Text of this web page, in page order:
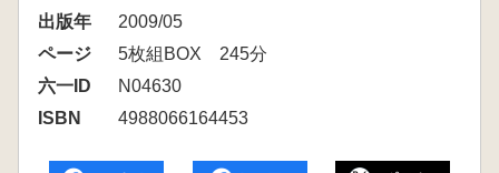
出版年
2009/05
ページ
5枚組BOX 245分
六一ID
N04630
ISBN
4988066164453